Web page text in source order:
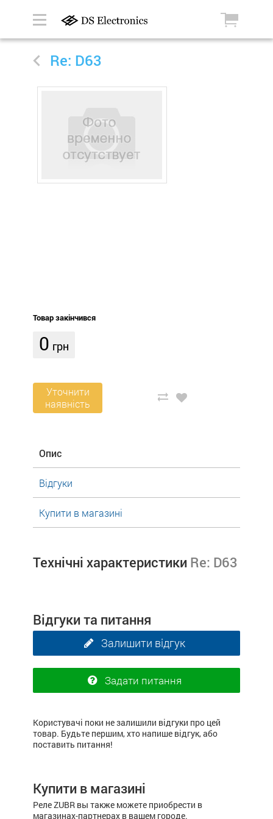
Re: D63
Товар закінчився
0 грн
Уточнити
наявність
Опис
Відгуки
Купити в магазині
Технічні характеристики Re: D63
Відгуки та питання
Залишити відгук
Задати питання
Користувачі поки не залишили відгуки про цей
товар. Будьте першим, хто напише відгук, або
поставить питання!
Купити в магазині
Реле ZUBR вы также можете приобрести в
магазинах-партнерах в вашем городе.